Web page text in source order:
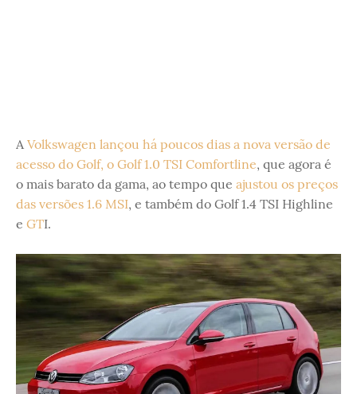
A Volkswagen lançou há poucos dias a nova versão de
acesso do Golf, o Golf 1.0 TSI Comfortline, que agora é
o mais barato da gama, ao tempo que ajustou os preços
das versões 1.6 MSI, e também do Golf 1.4 TSI Highline
e GTI.